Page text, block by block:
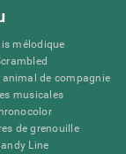
mélodique
animal de compagnie
musicales
de grenouille
Line